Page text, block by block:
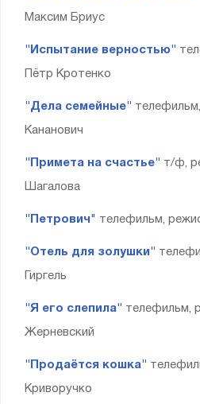
Максим Бриус
"Испытание верностью"
Пётр Кротенко
"Дела семейные"
Кананович
"Примета на счастье" т/ф,
Шагалова
"Петрович" телефильм,
"Отель для золушки"
Гиргель
"Я его слепила" телефильм,
Жерневский
"Продаётся кошка"
Криворучко